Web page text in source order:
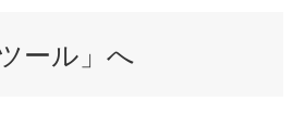
ール」へ